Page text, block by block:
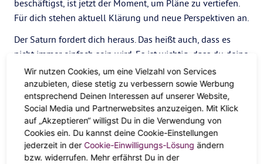
beschäftigst, ist jetzt der Moment, um Pläne zu vertiefen.
Für dich stehen aktuell Klärung und neue Perspektiven an.
Der Saturn fordert dich heraus. Das heißt auch, dass es
nicht immer einfach sein wird. Es ist wichtig, dass du deine
Komfortzone verlässt, und beginnst, dich auf das
Wesentliche zu konzentrieren. Allerdings gilt der Saturn
auch als der Spielverderber unter den Planeten. Denn
Spaß gibt es erst nach getaner Arbeit. Saturn bringt deine
Stärken zum Vorschein. Du kannst jetzt vieles anpacken
und auch erreichen. Du wirst an deinen Aufgaben
wachsen!
Wir nutzen Cookies, um eine Vielzahl von Services
anzubieten, diese stetig zu verbessern sowie Werbung
entsprechend Deinen Interessen auf unserer Website,
Social Media und Partnerwebsites anzuzeigen. Mit Klick
auf „Akzeptieren“ willigst Du in die Verwendung von
Cookies ein. Du kannst deine Cookie-Einstellungen
jederzeit in der Cookie-Einwilligungs-Lösung ändern
bzw. widerrufen. Mehr erfährst Du in der